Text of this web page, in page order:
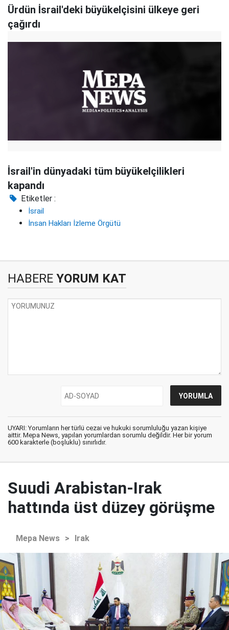
Ürdün İsrail'deki büyükelçisini ülkeye geri
çağırdı
İsrail'in dünyadaki tüm büyükelçilikleri
kapandı
Etiketler :
İsrail
İnsan Hakları İzleme Örgütü
HABERE YORUM KAT
UYARI: Yorumların her türlü cezai ve hukuki sorumluluğu yazan kişiye
aittir. Mepa News, yapılan yorumlardan sorumlu değildir. Her bir yorum
600 karakterle (boşluklu) sınırlıdır.
Suudi Arabistan-Irak
hattında üst düzey görüşme
Mepa News > Irak